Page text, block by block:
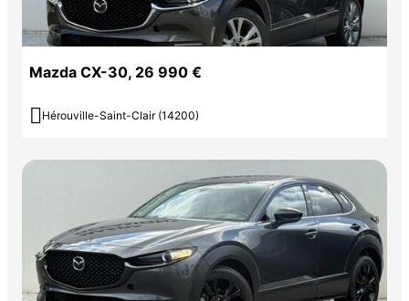
Mazda CX-30, 26 990 €
 Hérouville-Saint-Clair (14200)